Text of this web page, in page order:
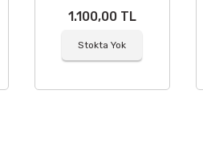
1.100,00 TL
Stokta Yok